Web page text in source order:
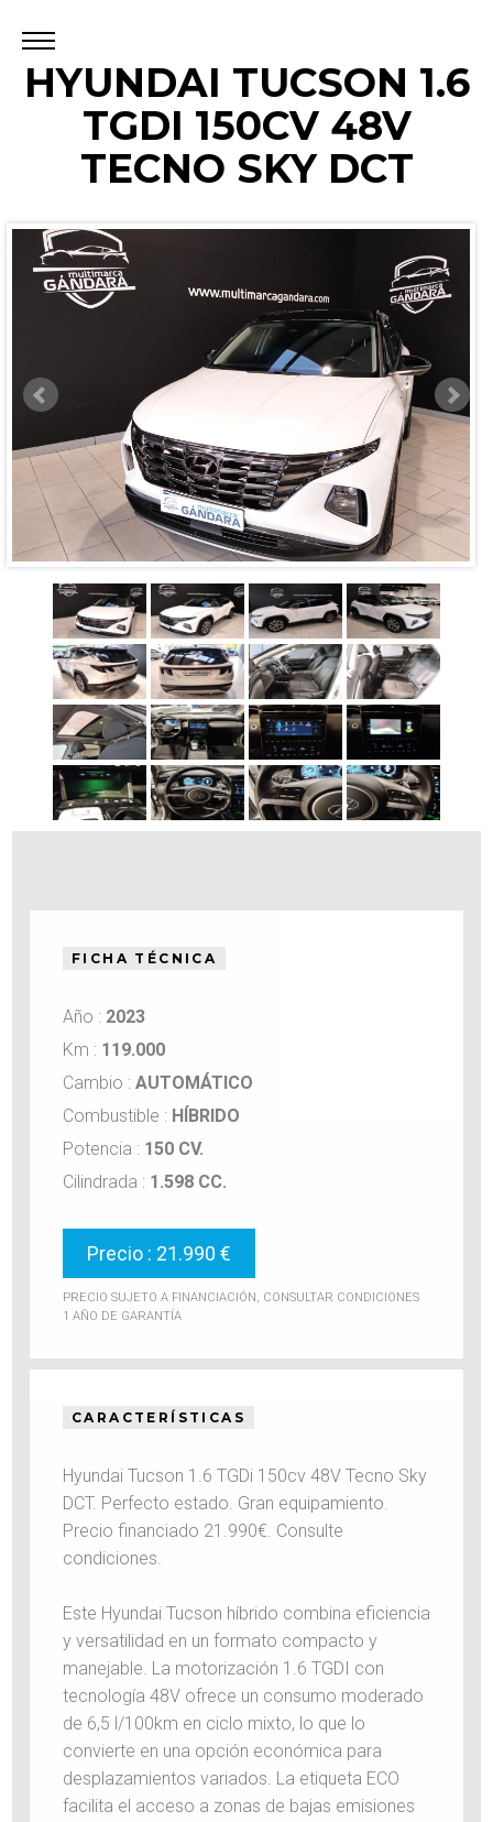
HYUNDAI TUCSON 1.6
TGDI 150CV 48V
TECNO SKY DCT
FICHA TÉCNICA
Año : 2023
Km : 119.000
Cambio : AUTOMÁTICO
Combustible : HÍBRIDO
Potencia : 150 CV.
Cilindrada : 1.598 CC.
Precio : 21.990 €
PRECIO SUJETO A FINANCIACIÓN, CONSULTAR CONDICIONES
1 AÑO DE GARANTÍA
CARACTERÍSTICAS
Hyundai Tucson 1.6 TGDi 150cv 48V Tecno Sky
DCT. Perfecto estado. Gran equipamiento.
Precio financiado 21.990€. Consulte
condiciones.
Este Hyundai Tucson híbrido combina eficiencia
y versatilidad en un formato compacto y
manejable. La motorización 1.6 TGDI con
tecnología 48V ofrece un consumo moderado
de 6,5 l/100km en ciclo mixto, lo que lo
convierte en una opción económica para
desplazamientos variados. La etiqueta ECO
facilita el acceso a zonas de bajas emisiones